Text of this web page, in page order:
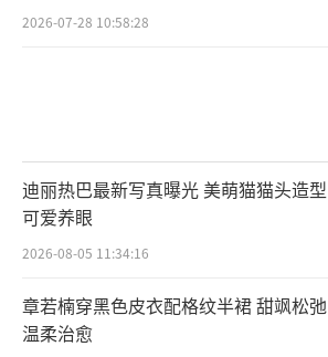
2026-07-28 10:58:28
迪丽热巴最新写真曝光 美萌猫猫头造型
可爱养眼
2026-08-05 11:34:16
章若楠穿黑色皮衣配格纹半裙 甜飒松弛
温柔治愈